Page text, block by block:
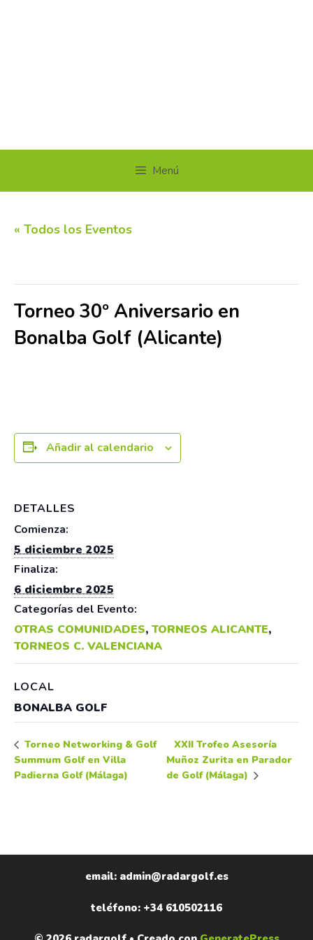
Menú
« Todos los Eventos
Torneo 30º Aniversario en
Bonalba Golf (Alicante)
Añadir al calendario
DETALLES
Comienza:
5 diciembre 2025
Finaliza:
6 diciembre 2025
Categorías del Evento:
OTRAS COMUNIDADES, TORNEOS ALICANTE,
TORNEOS C. VALENCIANA
LOCAL
BONALBA GOLF
Torneo Networking & Golf
Summum Golf en Villa
Padierna Golf (Málaga)
XXII Trofeo Asesoría
Muñoz Zurita en Parador
de Golf (Málaga)
email: admin@radargolf.es
teléfono: +34 610502116